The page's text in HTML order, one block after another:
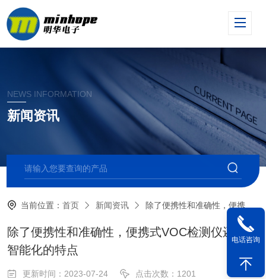
NEWS INFORMATION
新闻资讯
当前位置：首页 新闻资讯 除了便携性和准确性，便携式VOC检测仪还具备智能化的特点
除了便携性和准确性，便携式VOC检测仪还具备
智能化的特点
更新时间：2023-07-24 点击次数：1201
电话咨询